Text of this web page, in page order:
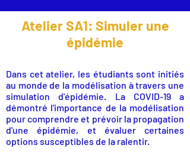
Atelier SA1: Simuler une
épidémie
Dans cet atelier, les étudiants sont initiés
au monde de la modélisation à travers une
simulation d'épidémie. La COVID-19 a
démontré l'importance de la modélisation
pour comprendre et prévoir la propagation
d'une épidémie, et évaluer certaines
options susceptibles de la ralentir.